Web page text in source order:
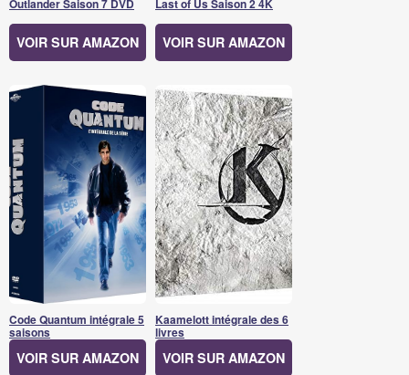
Outlander Saison 7 DVD
VOIR SUR AMAZON
Last of Us Saison 2 4K
VOIR SUR AMAZON
Code Quantum intégrale 5
saisons
VOIR SUR AMAZON
Kaamelott intégrale des 6
livres
VOIR SUR AMAZON